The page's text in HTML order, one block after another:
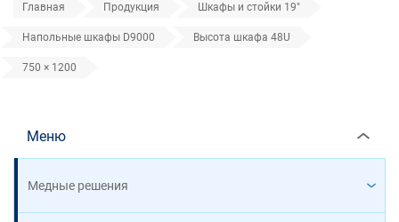
Главная Продукция Шкафы и стойки 19"
Напольные шкафы D9000 Высота шкафа 48U
750 × 1200
750 × 1200
Меню
Медные решения